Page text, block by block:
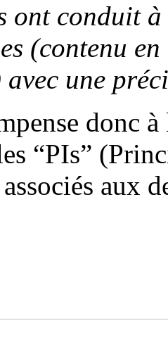
ont conduit
(contenu
avec une
donc
“PIs”
aux